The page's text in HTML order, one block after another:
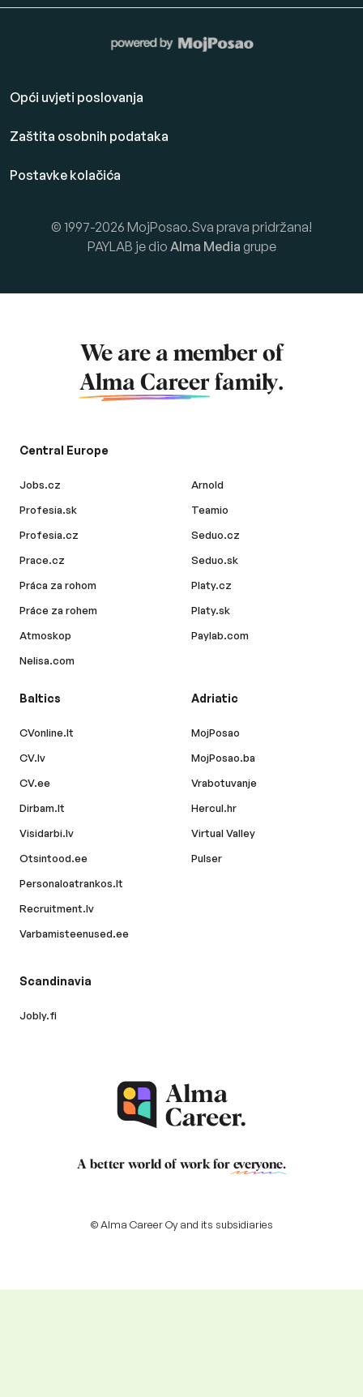
Opći uvjeti poslovanja
Zaštita osobnih podataka
Postavke kolačića
© 1997-2026 MojPosao.Sva prava pridržana!
PAYLAB je dio Alma Media grupe
We are a member of
Alma Career family.
Central Europe
Jobs.cz
Profesia.sk
Profesia.cz
Prace.cz
Práca za rohom
Práce za rohem
Atmoskop
Nelisa.com
Arnold
Teamio
Seduo.cz
Seduo.sk
Platy.cz
Platy.sk
Paylab.com
Baltics
CVonline.lt
CV.lv
CV.ee
Dirbam.lt
Visidarbi.lv
Otsintood.ee
Personaloatrankos.lt
Recruitment.lv
Varbamisteenused.ee
Adriatic
MojPosao
MojPosao.ba
Vrabotuvanje
Hercul.hr
Virtual Valley
Pulser
Scandinavia
Jobly.fi
A better world of work for everyone.
© Alma Career Oy and its subsidiaries